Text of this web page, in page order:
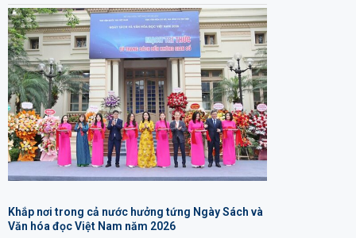
Khắp nơi trong cả nước hưởng tứng Ngày Sách và
Văn hóa đọc Việt Nam năm 2026